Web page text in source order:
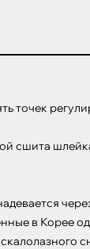
точек
сшита
в Корее